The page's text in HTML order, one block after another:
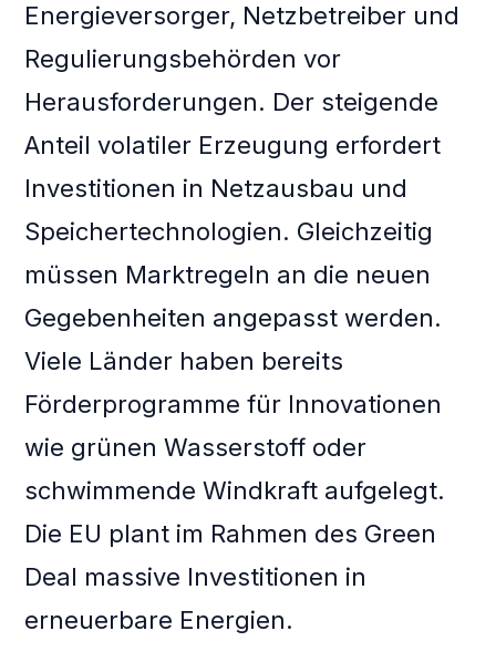
Energieversorger, Netzbetreiber und
Regulierungsbehörden vor
Herausforderungen. Der steigende
Anteil volatiler Erzeugung erfordert
Investitionen in Netzausbau und
Speichertechnologien. Gleichzeitig
müssen Marktregeln an die neuen
Gegebenheiten angepasst werden.
Viele Länder haben bereits
Förderprogramme für Innovationen
wie grünen Wasserstoff oder
schwimmende Windkraft aufgelegt.
Die EU plant im Rahmen des Green
Deal massive Investitionen in
erneuerbare Energien.